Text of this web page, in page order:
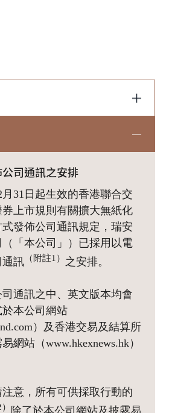
司通訊之安排
月31日起生效的香港聯合交
上市規則有關擴大無紙化
發佈公司通訊規定，瑞安
「本公司」）已採用以電
通訊 （附註1） 之安排。
通訊之中、英文版本均會
本公司網站
）及香港交易及結算所
網站（www.hkexnews.hk）
意，所有可供採取行動的